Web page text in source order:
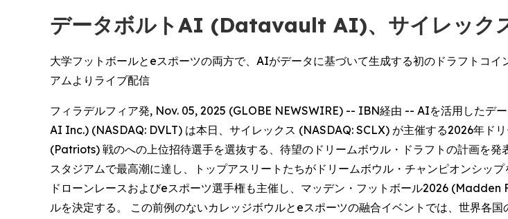
データボルトAI (Datavault AI)、サイレック
大学フットボールとeスポーツの両方で、AIがデータに基づいて生成する初のドラフトコ
アムよりライブ配信
フィラデルフィア発, Nov. 05, 2025 (GLOBE NEWSWIRE) -- IBN経由 -- AIを活用した
AI Inc.) (NASDAQ: DVLT) は本日、サイレックス (NASDAQ: SCLX) が主催する2026年ド
(Patriots) 戦のへの上位招待選手を選抜する、待望のドリームボウル・ドラフトの計画を
スタジアムで最高潮に達し、トップアスリートたちがドリームボウル・チャンピオンシッ
ドローンレースおよびeスポーツ選手権も主催し、マッデン・フットボール2026
ルを決定する。 この前例のないカレッジボウルとeスポーツの融合イベントでは、世界各